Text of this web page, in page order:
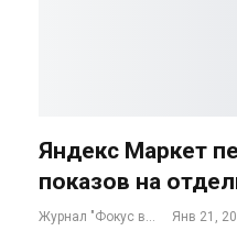
Яндекс Маркет
показов на
Янв 21,